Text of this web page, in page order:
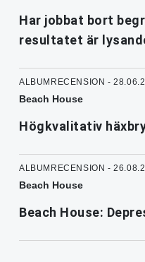
Har jobbat bort
resultatet är
ALBUMRECENSION -
Beach House
Högkvalitativ
ALBUMRECENSION -
Beach House
Beach House: